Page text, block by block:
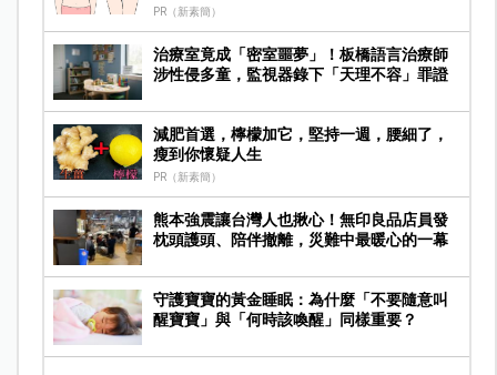
PR（新素簡）
治療室竟成「密室噩夢」！板橋語言治療師
涉性侵多童，監視器錄下「天理不容」罪證
減肥首選，檸檬加它，堅持一週，腰細了，
瘦到你懷疑人生
PR（新素簡）
熊本強震讓台灣人也揪心！無印良品店員發
枕頭護頭、陪伴撤離，災難中最暖心的一幕
守護寶寶的黃金睡眠：為什麼「不要隨意叫
醒寶寶」與「何時該喚醒」同樣重要？